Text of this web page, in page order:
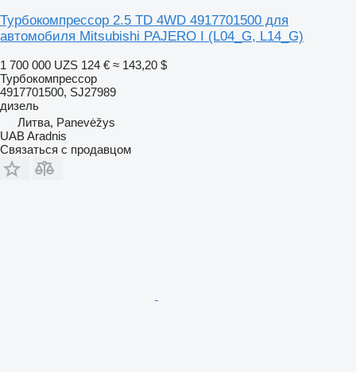
Турбокомпрессор 2.5 TD 4WD 4917701500 для
автомобиля Mitsubishi PAJERO I (L04_G, L14_G)
1 700 000 UZS 124 € ≈ 143,20 $
Турбокомпрессор
4917701500, SJ27989
дизель
Литва, Panevėžys
UAB Aradnis
Связаться с продавцом